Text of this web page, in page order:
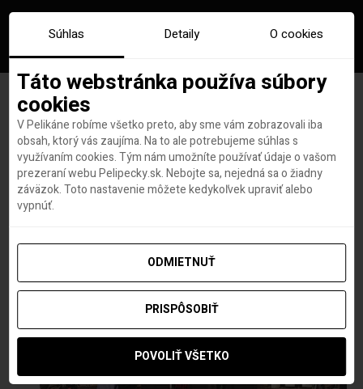
10 jedinečných vecí, ktoré by
ste v Dánsku mali vidieť a
zažiť
autorViktória Bellová 27. APRÍLA 2017
Súhlas Detaily O cookies
Táto webstránka používa súbory
cookies
V Pelikáne robíme všetko preto, aby sme vám zobrazovali iba
obsah, ktorý vás zaujíma. Na to ale potrebujeme súhlas s
využívaním cookies. Tým nám umožníte používať údaje o vašom
prezeraní webu Pelipecky.sk. Nebojte sa, nejedná sa o žiadny
záväzok. Toto nastavenie môžete kedykoľvek upraviť alebo
vypnúť.
ODMIETNUŤ
PRISPÔSOBIŤ
POVOLIŤ VŠETKO